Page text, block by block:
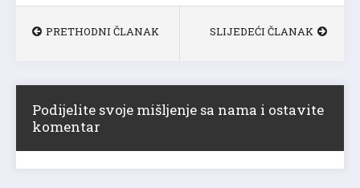
PRETHODNI ČLANAK SLIJEDEĆI ČLANAK
Podijelite svoje mišljenje sa nama i ostavite
komentar